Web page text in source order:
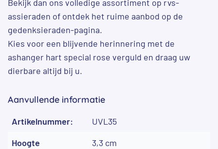
Bekijk dan ons volledige assortiment op rvs-
assieraden of ontdek het ruime aanbod op de
gedenksieraden-pagina.
Kies voor een blijvende herinnering met de
ashanger hart special rose verguld en draag uw
dierbare altijd bij u.
Aanvullende informatie
Artikelnummer:
UVL35
Hoogte
3,3 cm